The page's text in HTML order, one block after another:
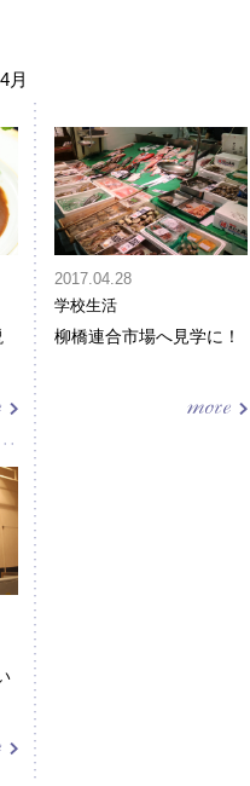
月
2017.04.28
学校生活
柳橋連合市場へ見学に！